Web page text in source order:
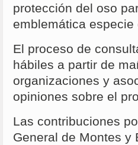
protección del oso
emblemática
El proceso de
hábiles a partir de
organizaciones y
opiniones sobre el
Las contribuciones
General de Montes y